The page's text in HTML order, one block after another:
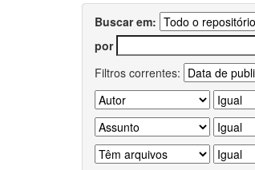
Buscar em:
por
Filtros correntes: